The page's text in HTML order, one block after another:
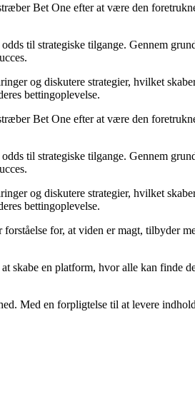
Bet One efter at være den
til strategiske tilgange. Gennem
og diskutere strategier, hvilket
bettingoplevelse.
Bet One efter at være den
til strategiske tilgange. Gennem
og diskutere strategier, hvilket
bettingoplevelse.
for, at viden er magt, tilbyder
skabe en platform, hvor alle kan finde
Med en forpligtelse til at levere